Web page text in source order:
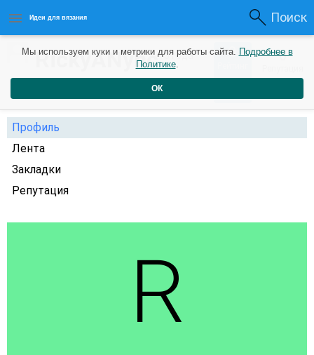
Идеи для вязания Поиск
RickyANync3 года 0 0
Профиль
Лента
Закладки
Репутация
Мы используем куки и метрики для работы сайта. Подробнее в
Политике.
ОК